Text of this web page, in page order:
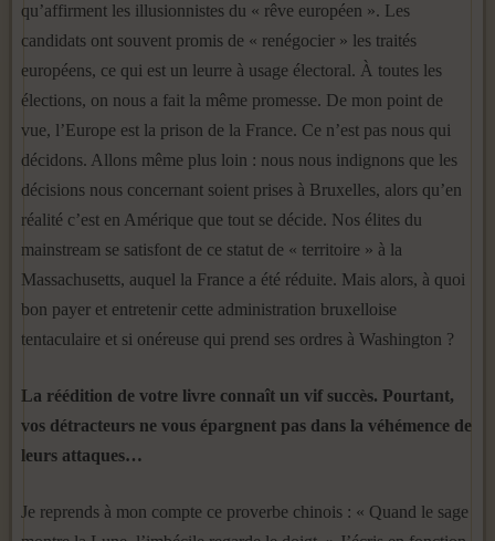
qu’affirment les illusionnistes du « rêve européen ». Les
candidats ont souvent promis de « renégocier » les traités
européens, ce qui est un leurre à usage électoral. À toutes les
élections, on nous a fait la même promesse. De mon point de
vue, l’Europe est la prison de la France. Ce n’est pas nous qui
décidons. Allons même plus loin : nous nous indignons que les
décisions nous concernant soient prises à Bruxelles, alors qu’en
réalité c’est en Amérique que tout se décide. Nos élites du
mainstream se satisfont de ce statut de « territoire » à la
Massachusetts, auquel la France a été réduite. Mais alors, à quoi
bon payer et entretenir cette administration bruxelloise
tentaculaire et si onéreuse qui prend ses ordres à Washington ?
La réédition de votre livre connaît un vif succès. Pourtant,
vos détracteurs ne vous épargnent pas dans la véhémence de
leurs attaques…
Je reprends à mon compte ce proverbe chinois : « Quand le sage